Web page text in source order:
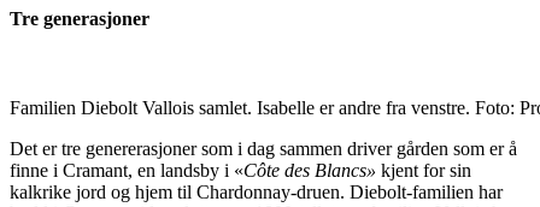
Tre generasjoner
Familien Diebolt Vallois samlet. Isabelle er andre fra venstre. Foto:
Det er tre genererasjoner som i dag sammen driver gården som er å
finne i Cramant, en landsby i «Côte des Blancs» kjent for sin
kalkrike jord og hjem til Chardonnay-druen. Diebolt-familien har